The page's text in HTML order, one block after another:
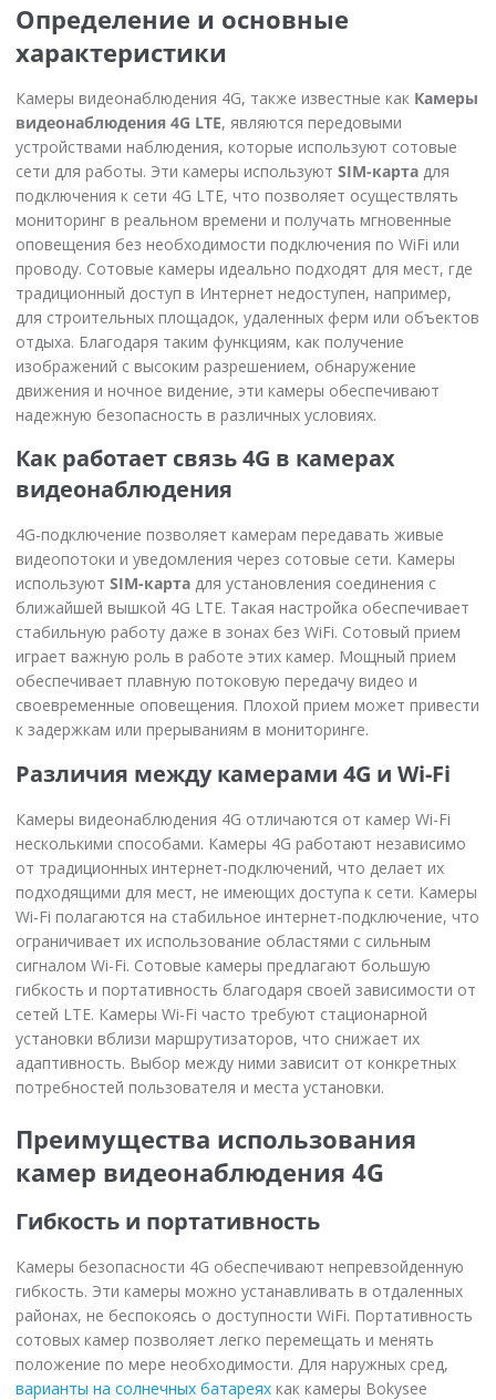
Определение и основные
характеристики
Камеры видеонаблюдения 4G, также известные как Камеры
видеонаблюдения 4G LTE, являются передовыми
устройствами наблюдения, которые используют сотовые
сети для работы. Эти камеры используют SIM-карта для
подключения к сети 4G LTE, что позволяет осуществлять
мониторинг в реальном времени и получать мгновенные
оповещения без необходимости подключения по WiFi или
проводу. Сотовые камеры идеально подходят для мест, где
традиционный доступ в Интернет недоступен, например,
для строительных площадок, удаленных ферм или объектов
отдыха. Благодаря таким функциям, как получение
изображений с высоким разрешением, обнаружение
движения и ночное видение, эти камеры обеспечивают
надежную безопасность в различных условиях.
Как работает связь 4G в камерах
видеонаблюдения
4G-подключение позволяет камерам передавать живые
видеопотоки и уведомления через сотовые сети. Камеры
используют SIM-карта для установления соединения с
ближайшей вышкой 4G LTE. Такая настройка обеспечивает
стабильную работу даже в зонах без WiFi. Сотовый прием
играет важную роль в работе этих камер. Мощный прием
обеспечивает плавную потоковую передачу видео и
своевременные оповещения. Плохой прием может привести
к задержкам или прерываниям в мониторинге.
Различия между камерами 4G и Wi-Fi
Камеры видеонаблюдения 4G отличаются от камер Wi-Fi
несколькими способами. Камеры 4G работают независимо
от традиционных интернет-подключений, что делает их
подходящими для мест, не имеющих доступа к сети. Камеры
Wi-Fi полагаются на стабильное интернет-подключение, что
ограничивает их использование областями с сильным
сигналом Wi-Fi. Сотовые камеры предлагают большую
гибкость и портативность благодаря своей зависимости от
сетей LTE. Камеры Wi-Fi часто требуют стационарной
установки вблизи маршрутизаторов, что снижает их
адаптивность. Выбор между ними зависит от конкретных
потребностей пользователя и места установки.
Преимущества использования
камер видеонаблюдения 4G
Гибкость и портативность
Камеры безопасности 4G обеспечивают непревзойденную
гибкость. Эти камеры можно устанавливать в отдаленных
районах, не беспокоясь о доступности WiFi. Портативность
сотовых камер позволяет легко перемещать и менять
положение по мере необходимости. Для наружных сред,
варианты на солнечных батареях как камеры Bokysee